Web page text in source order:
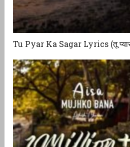
Tu Pyar Ka Sagar Lyrics (तू